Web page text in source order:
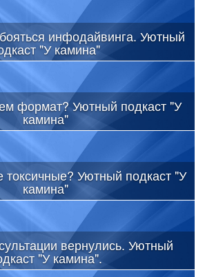
инфодайвинга. Уютный
"У камина"
формат? Уютный подкаст "У
камина"
Уютный подкаст "У
камина"
вернулись. Уютный
"У камина".